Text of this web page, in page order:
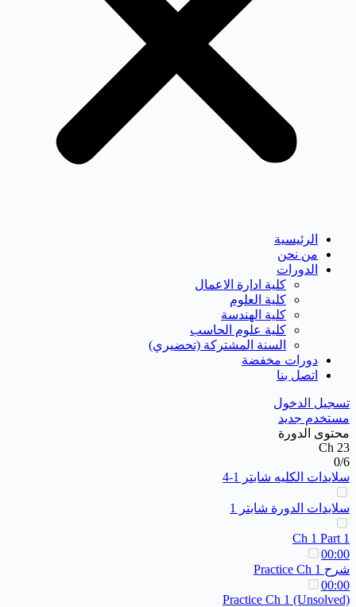
الرئيسية
من نحن
الدورات
كلية ادارة الاعمال
كلية العلوم
كلية الهندسة
كلية علوم الحاسب
السنة المشتركة (تحضيري)
دورات مخفضة
اتصل بنا
تسجيل الدخول
مستخدم جديد
محتوى الدورة
Ch 23
0/6
سلايدات الكليه شابتر 1-4
سلايدات الدورة شابتر 1
Ch 1 Part 1
00:00
شرح Practice Ch 1
00:00
Practice Ch 1 (Unsolved)